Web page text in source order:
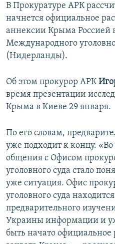
поискуИНФОГРАФИКА
ТЕЛЕПРОЕКТ КРЫМ.РЕАЛИИ
СОВЕТЫ ПРАВОЗАЩИТНИКОВ
ПРОПАВШИЕ БЕЗ ВЕСТИ
ПОБЕДИТЕЛЕЙ НЕ СУДЯТ?
КРЫМ.НЕПОКОРЕННЫЙ
УКРАИНСКАЯ ПРОБЛЕМА КРЫМА
КАК ОБОЙТИ
Українською
Qırımtatar
ПРИСОЕДИНЯЙТЕСЬ!
Все сайты RFE/RL
В Прокуратуре АРК
начнется официальное
аннексии Крыма Россией
Международного
(Нидерланды).
Об этом прокурор АРК
время презентации
Крыма в Киеве 29 января.
По его словам,
уже подходит к концу.
общения с Офисом
уголовного суда стало
уже ситуация. Офис
уголовного суда
предварительного
Украины информации и
быть начато официальное